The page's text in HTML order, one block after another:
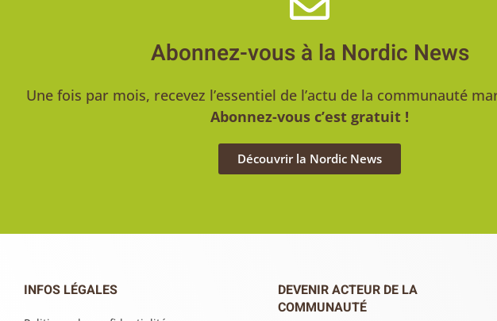
Abonnez-vous à la Nordic News
Une fois par mois, recevez l’essentiel de l’actu de la communauté
Abonnez-vous c’est gratuit !
Découvrir la Nordic News
INFOS LÉGALES
DEVENIR ACTEUR DE LA
COMMUNAUTÉ